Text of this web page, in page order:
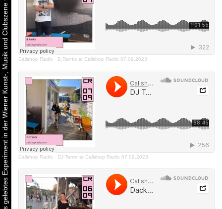
Urbaner Aktivismus als gelebtes Experiment in der Wiener Kunst-, Musik und Clubszene Callshop Radio · B.Ranks at Callshop Radio 07.09.2023
Callshop Radio · DJ Terror at Callshop Radio 07.09.2023